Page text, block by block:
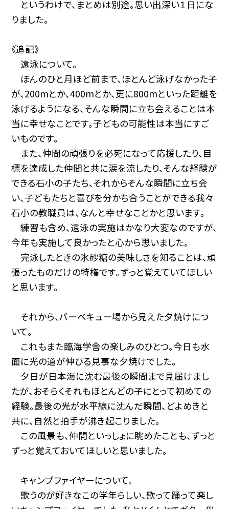
というわけで、まとめは別途。思い出深い１日にな
りました。
《追記》
遠泳について。
ほんのひと月ほど前まで、ほとんど泳げなかった子
が、200mとか、400mとか、更に800mといった距離を
泳げるようになる、そんな瞬間に立ち会えることは本
当に幸せなことです。子どもの可能性は本当にすご
いものです。
また、仲間の頑張りを必死になって応援したり、目
標を達成した仲間と共に涙を流したり、そんな経験が
できる石小の子たち、それからそんな瞬間に立ち会
い、子どもたちと喜びを分かち合うことができる我々
石小の教職員は、なんと幸せなことかと思います。
練習も含め、遠泳の実施はかなり大変なのですが、
今年も実施して良かったと心から思いました。
完泳したときの氷砂糖の美味しさを知ることは、頑
張ったものだけの特権です。ずっと覚えていてほしい
と思います。
それから、バーベキュー場から見えた夕焼けにつ
いて。
これもまた臨海学舎の楽しみのひとつ。今日も水
面に光の道が伸びる見事な夕焼けでした。
夕日が日本海に沈む最後の瞬間まで見届けまし
たが、おそらくそれもほとんどの子にとって初めての
経験。最後の光が水平線に沈んだ瞬間、どよめきと
共に、自然と拍手が沸き起こりました。
この風景も、仲間といっしょに眺めたことも、ずっと
ずっと覚えておいてほしいと思いました。
キャンプファイヤーについて。
歌うのが好きなこの学年らしい、歌って踊って楽し